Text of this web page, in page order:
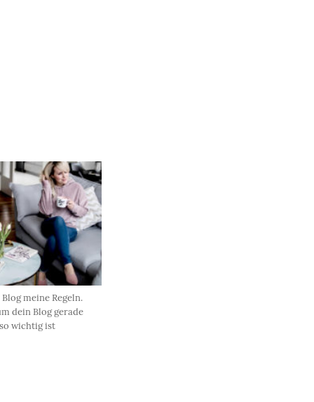
meine Regeln.
dein Blog gerade
wichtig ist